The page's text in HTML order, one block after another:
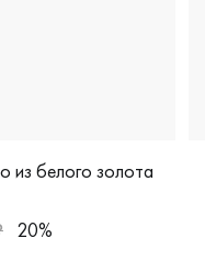
из белого золота
20%